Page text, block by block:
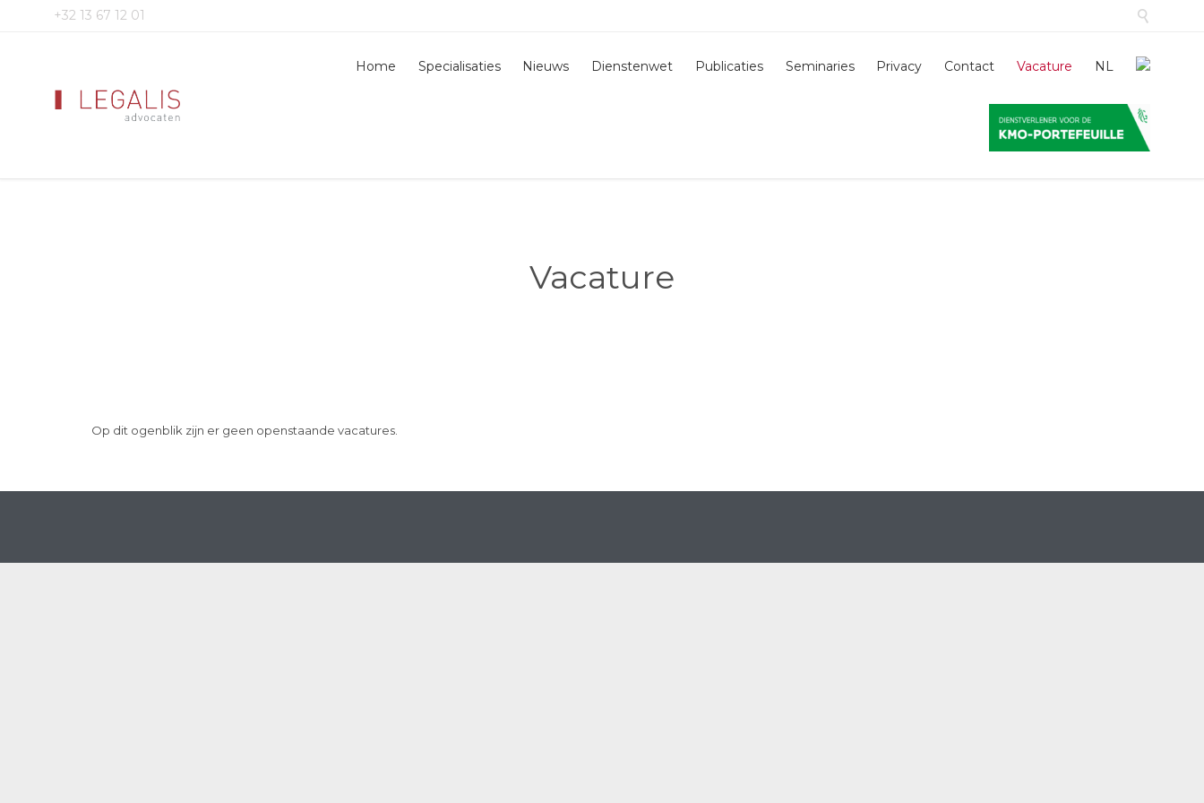
+32 13 67 12 01 
Home Specialisaties Nieuws Dienstenwet Publicaties Seminaries Privacy Contact Vacature NL
Vacature
Op dit ogenblik zijn er geen openstaande vacatures.